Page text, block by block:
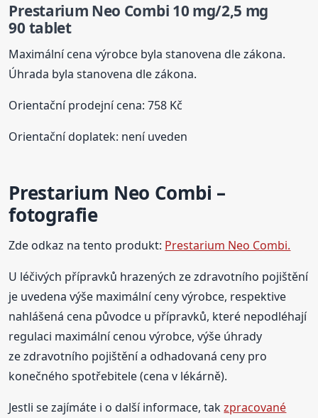
Prestarium Neo Combi 10 mg/2,5 mg
90 tablet
Maximální cena výrobce byla stanovena dle zákona.
Úhrada byla stanovena dle zákona.
Orientační prodejní cena: 758 Kč
Orientační doplatek: není uveden
Prestarium Neo Combi –
fotografie
Zde odkaz na tento produkt: Prestarium Neo Combi.
U léčivých přípravků hrazených ze zdravotního pojištění
je uvedena výše maximální ceny výrobce, respektive
nahlášená cena původce u přípravků, které nepodléhají
regulaci maximální cenou výrobce, výše úhrady
ze zdravotního pojištění a odhadovaná ceny pro
konečného spotřebitele (cena v lékárně).
Jestli se zajímáte i o další informace, takzpracované